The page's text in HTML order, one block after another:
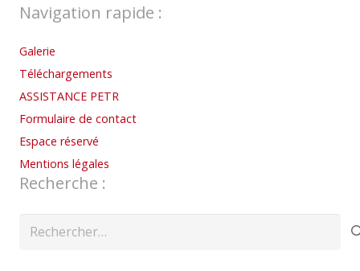
Navigation rapide :
Galerie
Téléchargements
ASSISTANCE PETR
Formulaire de contact
Espace réservé
Mentions légales
Recherche :